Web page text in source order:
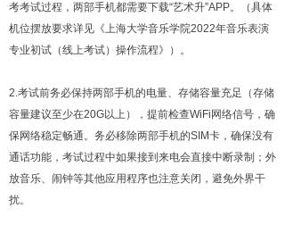
考考试过程，两部手机都需要下载“艺术升”APP。（具体
机位摆放要求详见《上海大学音乐学院2022年音乐表演
专业初试（线上考试）操作流程》）。
2.考试前务必保持两部手机的电量、存储容量充足（存储
容量建议至少在20G以上），提前检查WiFi网络信号，确
保网络稳定畅通。务必移除两部手机的SIM卡，确保没有
通话功能，考试过程中如果接到来电会直接中断录制；外
放音乐、闹钟等其他应用程序也注意关闭，避免外界干
扰。